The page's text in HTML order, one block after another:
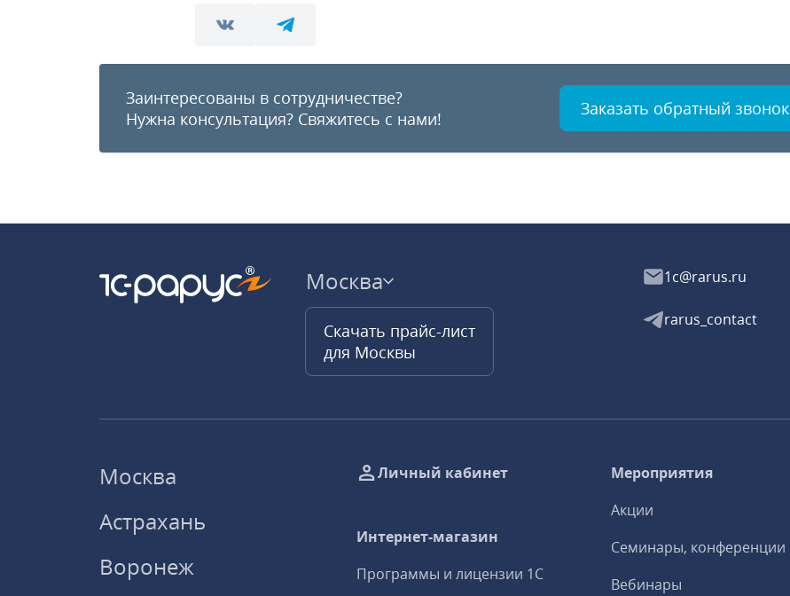
Заинтересованы в сотрудничестве?
Нужна консультация? Свяжитесь с нами! Заказать обратный звонок
Москва
Скачать прайс-лист
для Москвы
1c@rarus.ru
rarus_contact
Москва
Астрахань
Воронеж
Личный кабинет
Интернет-магазин
Программы и лицензии 1С
Мероприятия
Акции
Семинары, конференции
Вебинары